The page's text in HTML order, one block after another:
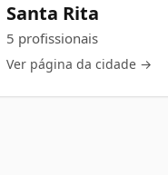
Santa Rita
5 profissionais
Ver página da cidade →